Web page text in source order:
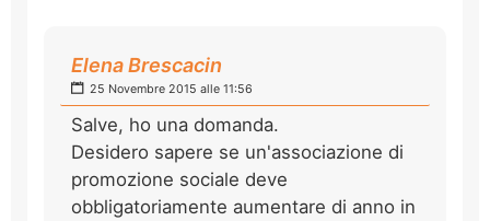
Elena Brescacin
25 Novembre 2015 alle 11:56
Salve, ho una domanda.
Desidero sapere se un'associazione di
promozione sociale deve
obbligatoriamente aumentare di anno in